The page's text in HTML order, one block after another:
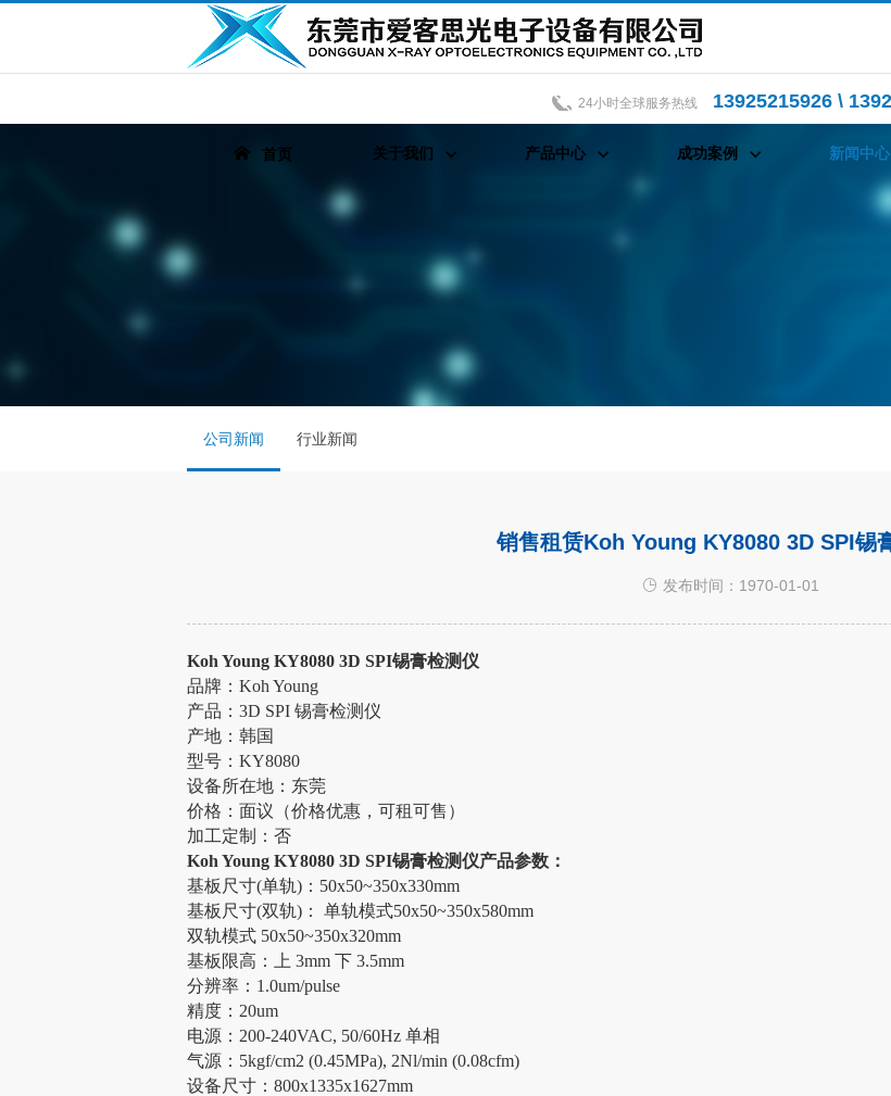
24小时全球服务热线 13925215926 \
首页 关于我们 产品中心 成功案例 新闻中心
公司新闻 行业新闻
销售租赁Koh Young KY8080 3D SPI锡
发布时间：1970-01-01
Koh Young KY8080 3D SPI锡膏检测仪
品牌： Koh Young
产品： 3D SPI 锡膏检测仪
产地：韩国
型号： KY8080
设备所在地：东莞
价格：面议（价格优惠，可租可售）
加工定制：否
Koh Young KY8080 3D SPI锡膏检测仪产品参数：
基板尺寸(单轨)：50x50~350x330mm
基板尺寸(双轨)： 单轨模式50x50~350x580mm
双轨模式 50x50~350x320mm
基板限高：上 3mm 下 3.5mm
分辨率： 1.0um/pulse
精度： 20um
电源： 200-240VAC, 50/60Hz 单相
气源： 5kgf/cm2 (0.45MPa), 2Nl/min (0.08cfm)
设备尺寸： 800x1335x1627mm